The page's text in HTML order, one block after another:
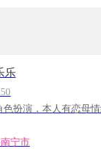
乐
扮演，本人有恋母
宁市